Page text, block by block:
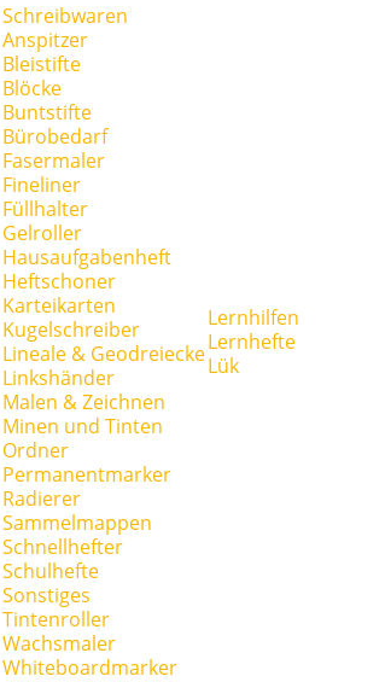
Schreibwaren
Anspitzer
Bleistifte
Blöcke
Buntstifte
Bürobedarf
Fasermaler
Fineliner
Füllhalter
Gelroller
Hausaufgabenheft
Heftschoner
Karteikarten
Kugelschreiber
Lineale & Geodreiecke
Linkshänder
Malen & Zeichnen
Minen und Tinten
Ordner
Permanentmarker
Radierer
Sammelmappen
Schnellhefter
Schulhefte
Sonstiges
Tintenroller
Wachsmaler
Whiteboardmarker
Lernhilfen
Lernhefte
Lük